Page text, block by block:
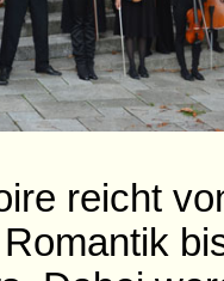
reicht